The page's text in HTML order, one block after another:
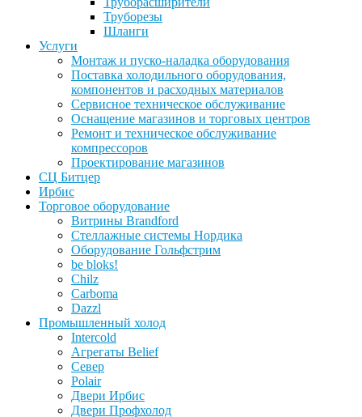
Труборезы
Шланги
Услуги
Монтаж и пуско-наладка оборудования
Поставка холодильного оборудования,
компонентов и расходных материалов
Сервисное техническое обслуживание
Оснащение магазинов и торговых центров
Ремонт и техническое обслуживание
компрессоров
Проектирование магазинов
СЦ Битцер
Ирбис
Торговое оборудование
Витрины Brandford
Стеллажные системы Нордика
Оборудование Гольфстрим
be bloks!
Chilz
Carboma
Dazzl
Промышленный холод
Intercold
Агрегаты Belief
Север
Polair
Двери Ирбис
Двери Профхолод